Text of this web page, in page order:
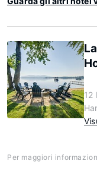
12
Per maggiori